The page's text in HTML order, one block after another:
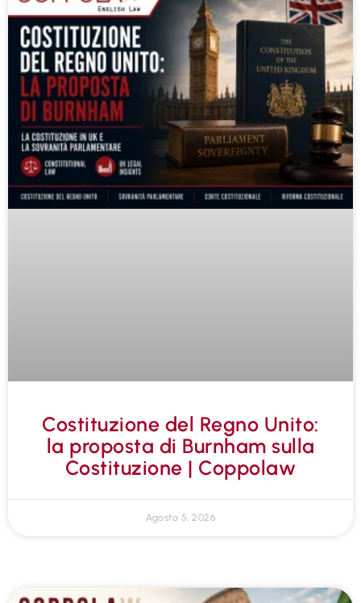
Costituzione del Regno Unito:
la proposta di Burnham sulla
Costituzione | Coppolaw
Agosto 5, 2026